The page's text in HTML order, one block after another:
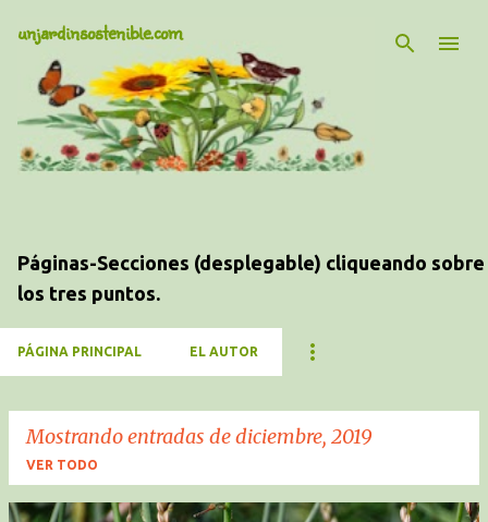
Ir al contenido principal
unjardinsostenible.com
Jardinería
Páginas-Secciones (desplegable) cliqueando sobre
los tres puntos.
PÁGINA PRINCIPAL EL AUTOR
Mostrando entradas de diciembre, 2019
VER TODO